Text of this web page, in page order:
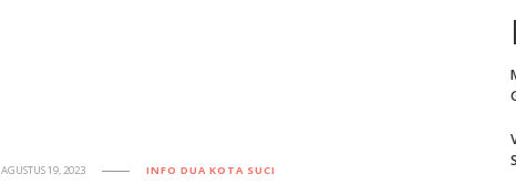
AGUSTUS 19, 2023 INFO DUA KOTA SUCI